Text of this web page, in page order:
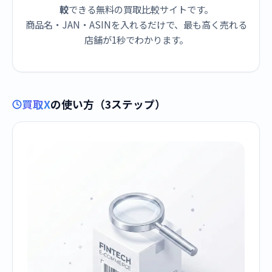
較できる無料の買取比較サイトです。
商品名・JAN・ASINを入れるだけで、最も高く売れる
店舗が1秒でわかります。
買取Xの使い方（3ステップ）